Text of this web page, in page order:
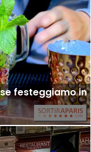
festeggiamo in